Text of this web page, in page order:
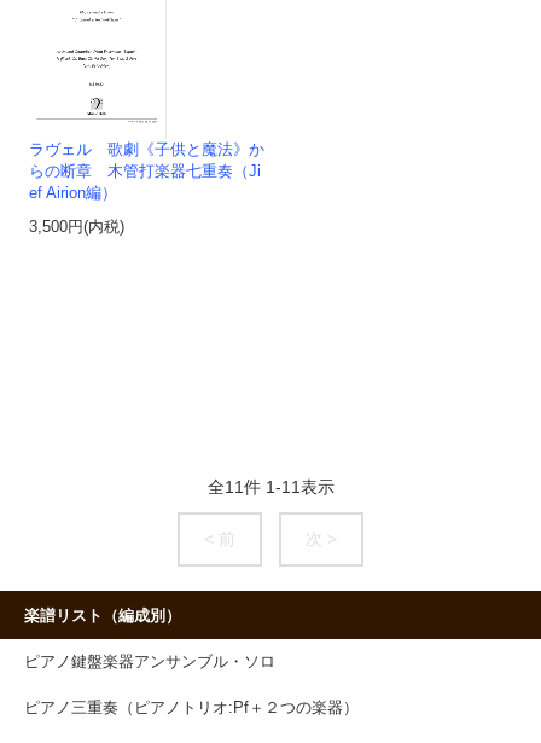
ラヴェル 歌劇《子供と魔法》か
らの断章 木管打楽器七重奏（Ji
ef Airion編）
3,500円(内税)
全11件 1-11表示
< 前 次 >
楽譜リスト（編成別）
ピアノ鍵盤楽器アンサンブル・ソロ
ピアノ三重奏（ピアノトリオ:Pf＋２つの楽器）